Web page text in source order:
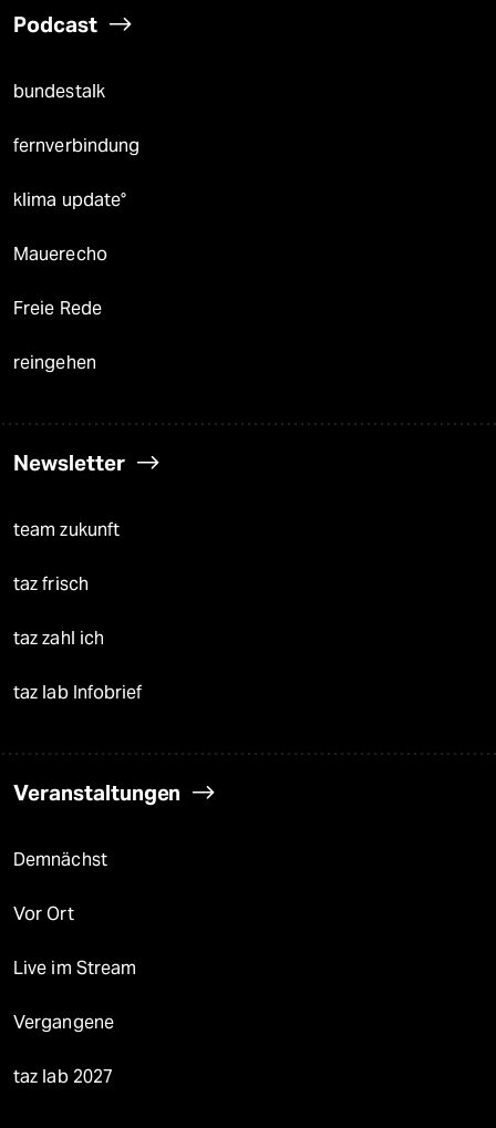
Podcast
bundestalk
fernverbindung
klima update°
Mauerecho
Freie Rede
reingehen
Newsletter
team zukunft
taz frisch
taz zahl ich
taz lab Infobrief
Veranstaltungen
Demnächst
Vor Ort
Live im Stream
Vergangene
taz lab 2027